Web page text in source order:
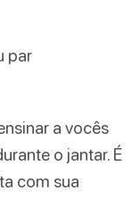
par
a vocês
o jantar. É
com sua